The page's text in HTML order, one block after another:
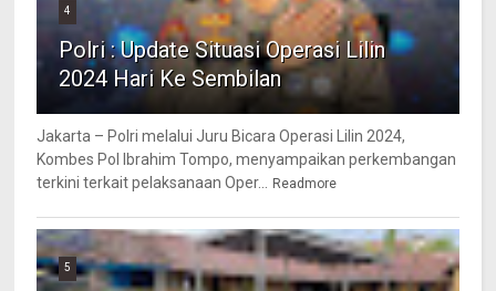
4
Polri : Update Situasi Operasi Lilin
2024 Hari Ke Sembilan
Jakarta – Polri melalui Juru Bicara Operasi Lilin 2024,
Kombes Pol Ibrahim Tompo, menyampaikan perkembangan
terkini terkait pelaksanaan Oper...
Readmore
5